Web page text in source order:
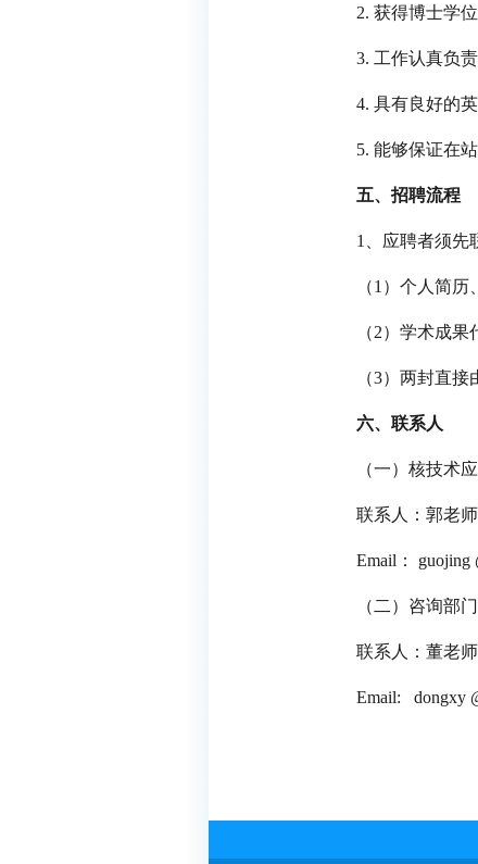
2. 获得博士学
3. 工作认真负
4. 具有良好的
5. 能够保证在
五、招聘流程
1、应聘者须先
（1）个人简
（2）学术成
（3）两封直接
六、联系人
（一）核技术
联系人：郭
Email： guojing
（二）咨询部
联系人：董
Email: dongxy